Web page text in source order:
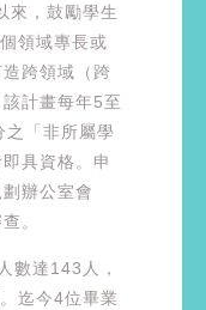
來，鼓勵學生
領域專長或
跨領域（跨
計畫每年5至
之「非所屬學
具資格。申
辦公室會
。
數達143人，
迄今4位畢業